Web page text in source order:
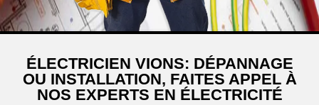
ÉLECTRICIEN VIONS: DÉPANNAGE
OU INSTALLATION, FAITES APPEL À
NOS EXPERTS EN ÉLECTRICITÉ